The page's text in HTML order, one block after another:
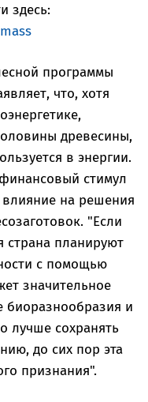
здесь:
программы
что, хотя
древесины,
в энергии.
стимул
на решения
"Если
страна планируют
с помощью
значительное
биоразнообразия и
лучше сохранять
до сих пор эта
признания".